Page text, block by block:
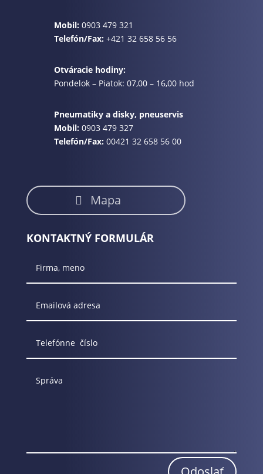
Mobil: 0903 479 321
Telefón/Fax:+421 32 658 56 56
Otváracie hodiny:
Pondelok – Piatok: 07,00 – 16,00 hod
Pneumatiky a disky, pneuservis
Mobil: 0903 479 327
Telefón/Fax:00421 32 658 56 00
Mapa
KONTAKTNÝ FORMULÁR